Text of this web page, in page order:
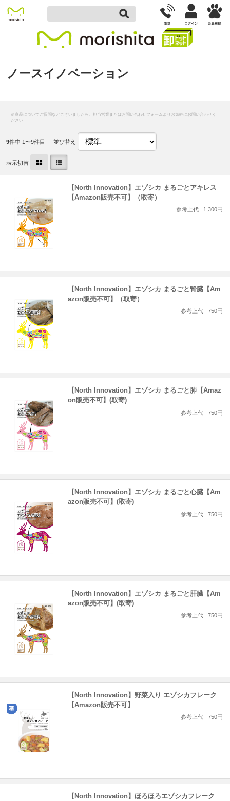
ノースイノベーション
9件中 1〜9件目 並び替え
表示切替
【North Innovation】エゾシカ まるごとアキレス
【Amazon販売不可】（取寄）
参考上代 1,300円
【North Innovation】エゾシカ まるごと腎臓【Am
azon販売不可】（取寄）
参考上代 750円
【North Innovation】エゾシカ まるごと肺【Amaz
on販売不可】(取寄)
参考上代 750円
【North Innovation】エゾシカ まるごと心臓【Am
azon販売不可】(取寄)
参考上代 750円
【North Innovation】エゾシカ まるごと肝臓【Am
azon販売不可】(取寄)
参考上代 750円
【North Innovation】野菜入り エゾシカフレーク
【Amazon販売不可】
参考上代 750円
【North Innovation】ほろほろエゾシカフレーク